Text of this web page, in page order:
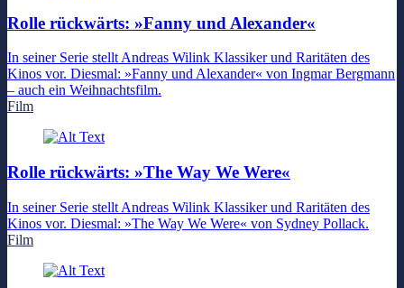
Rolle rückwärts: »Fanny und Alexander«
In seiner Serie stellt Andreas Wilink Klassiker und Raritäten des
Kinos vor. Diesmal: »Fanny und Alexander« von Ingmar Bergmann
– auch ein Weihnachtsfilm.
Film
Rolle rückwärts: »The Way We Were«
In seiner Serie stellt Andreas Wilink Klassiker und Raritäten des
Kinos vor. Diesmal: »The Way We Were« von Sydney Pollack.
Film